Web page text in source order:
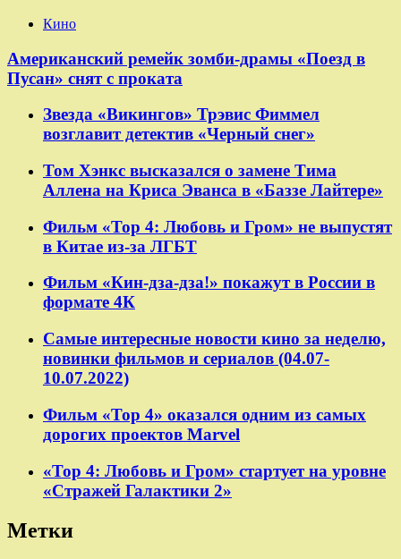
Кино
Американский ремейк зомби-драмы «Поезд в
Пусан» снят с проката
Звезда «Викингов» Трэвис Фиммел
возглавит детектив «Черный снег»
Том Хэнкс высказался о замене Тима
Аллена на Криса Эванса в «Баззе Лайтере»
Фильм «Тор 4: Любовь и Гром» не выпустят
в Китае из-за ЛГБТ
Фильм «Кин-дза-дза!» покажут в России в
формате 4К
Самые интересные новости кино за неделю,
новинки фильмов и сериалов (04.07-
10.07.2022)
Фильм «Тор 4» оказался одним из самых
дорогих проектов Marvel
«Тор 4: Любовь и Гром» стартует на уровне
«Стражей Галактики 2»
Метки